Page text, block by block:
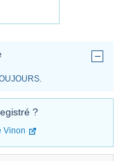
?
Vinon